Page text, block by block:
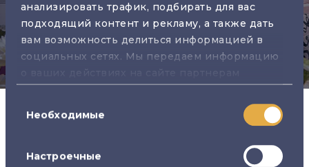
анализировать трафик, подбирать для вас
подходящий контент и рекламу, а также дать
вам возможность делиться информацией в
социальных сетях. Мы передаем информацию
занимающимся рекламой и веб-аналитикой.
Наши партнеры могут комбинировать эти
информацией, а также данными, которые они
согласия
Необходимые
Настроечные
Спорт-бар OlyBet Järve
Pärnu mnt 234/238 Таллинн
+372 630 5371
Сидячие места